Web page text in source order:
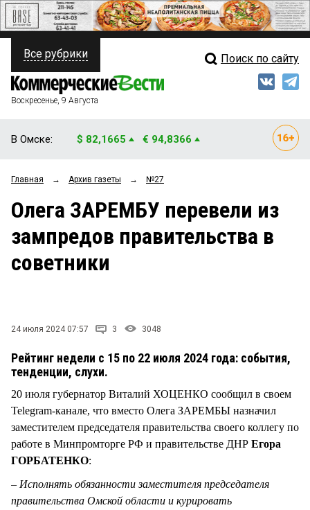
ПОЛИТИКА
ФИНАНСЫ
ОБЩЕСТВО
ЗАКОН
НОВОСТИ КОМПАНИЙ
Свежий выпуск
Рейтинги
Блоги
Все рубрики Поиск по сайту
Воскресенье, 9 Августа
В Омске: $ 82,1665 € 94,8366
Главная → Архив газеты → №27
Олега ЗАРЕМБУ перевели из
зампредов правительства в
советники
24 июля 2024 07:57 3 3048
Рейтинг недели с 15 по 22 июля 2024 года: события,
тенденции, слухи.
20 июля губернатор Виталий ХОЦЕНКО сообщил в своем
Telegram-канале, что вместо Олега ЗАРЕМБЫ назначил
заместителем председателя правительства своего коллегу по
работе в Минпромторге РФ и правительстве ДНР Егора
ГОРБАТЕНКО:
– Исполнять обязанности заместителя председателя
правительства Омской области и курировать